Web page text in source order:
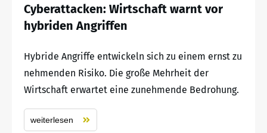
Cyberattacken: Wirtschaft warnt vor
hybriden Angriffen
Hybride Angriffe entwickeln sich zu einem ernst zu
nehmenden Risiko. Die große Mehrheit der
Wirtschaft erwartet eine zunehmende Bedrohung.
weiterlesen